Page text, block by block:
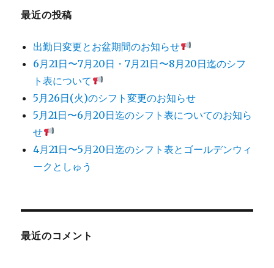
最近の投稿
出勤日変更とお盆期間のお知らせ
6月21日〜7月20日・7月21日〜8月20日迄のシフ
ト表について
5月26日(火)のシフト変更のお知らせ
5月21日〜6月20日迄のシフト表についてのお知ら
せ
4月21日〜5月20日迄のシフト表とゴールデンウィ
ークとしゅう
最近のコメント